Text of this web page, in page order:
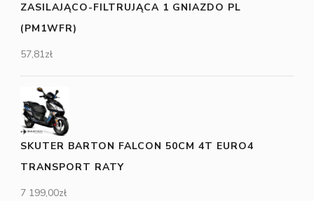
ZASILAJĄCO-FILTRUJĄCA 1 GNIAZDO PL
(PM1WFR)
57,81zł
SKUTER BARTON FALCON 50CM 4T EURO4
TRANSPORT RATY
7 199,00zł